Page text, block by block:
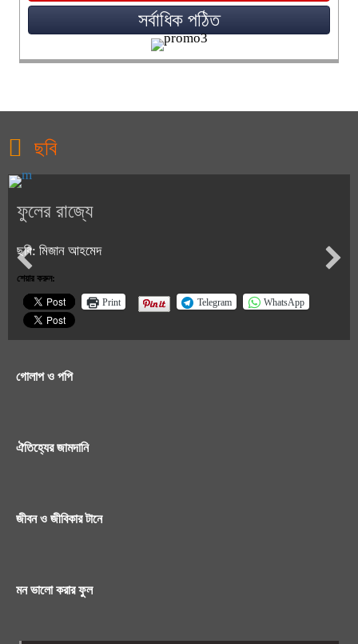
সর্বাধিক পঠিত
ছবি
ফুলের রাজ্যে
ছবি: মিজান আহমেদ
শেয়ার করুন:
Print Telegram WhatsApp
গোলাপ ও পপি
ঐতিহ্যের জামদানি
জীবন ও জীবিকার টানে
মন ভালো করার ফুল